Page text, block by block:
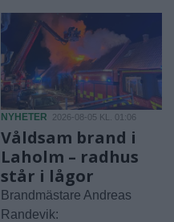
NYHETER 2026-08-05 KL. 01:06
Våldsam brand i
Laholm – radhus
står i lågor
Brandmästare Andreas
Randevik: